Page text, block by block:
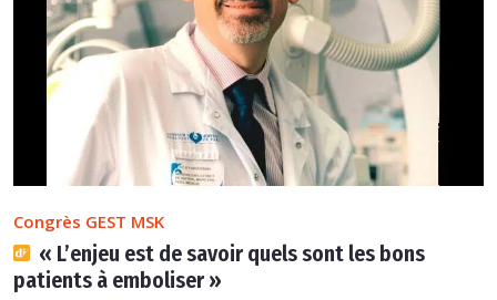
Congrès GEST MSK
« L’enjeu est de savoir quels sont les bons
patients à emboliser »